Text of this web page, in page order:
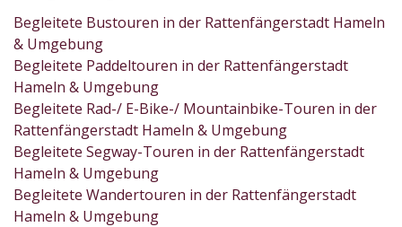
Begleitete Bustouren in der Rattenfängerstadt Hameln
& Umgebung
Begleitete Paddeltouren in der Rattenfängerstadt
Hameln & Umgebung
Begleitete Rad-/ E-Bike-/ Mountainbike-Touren in der
Rattenfängerstadt Hameln & Umgebung
Begleitete Segway-Touren in der Rattenfängerstadt
Hameln & Umgebung
Begleitete Wandertouren in der Rattenfängerstadt
Hameln & Umgebung